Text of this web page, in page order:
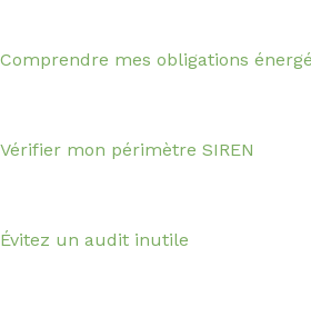
Comprendre mes obligations
Vérifier mon périmètre SIREN
Évitez un audit inutile